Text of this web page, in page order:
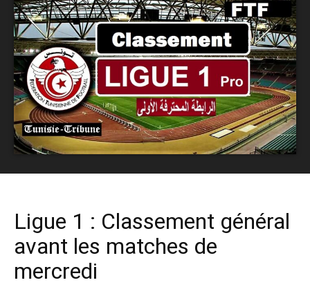
Ligue 1 : Classement général
avant les matches de
mercredi